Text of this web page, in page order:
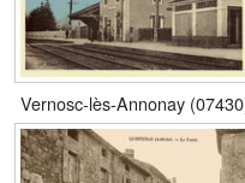
Vernosc-lès-Annonay